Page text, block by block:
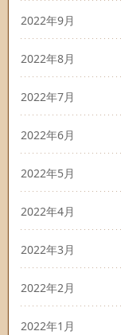
2022年9月
2022年8月
2022年7月
2022年6月
2022年5月
2022年4月
2022年3月
2022年2月
2022年1月